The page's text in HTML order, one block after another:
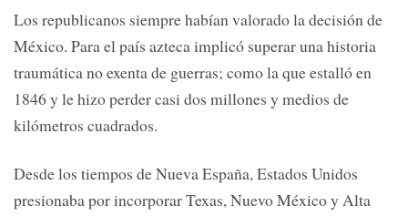
Los republicanos siempre habían valorado la decisión de
México. Para el país azteca implicó superar una historia
traumática no exenta de guerras; como la que estalló en
1846 y le hizo perder casi dos millones y medios de
kilómetros cuadrados.
Desde los tiempos de Nueva España, Estados Unidos
presionaba por incorporar Texas, Nuevo México y Alta